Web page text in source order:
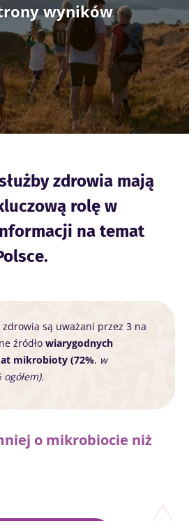
wyników
zdrowia mają
rolę w
na temat
zdrowia są uważani przez 3 na
źródło wiarygodnych
mikrobioty (72%, w
o mikrobiocie niż